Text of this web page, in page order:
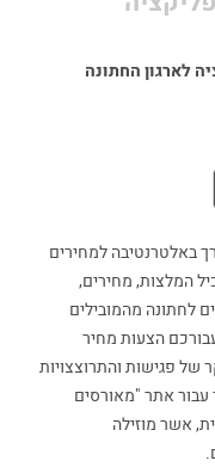
לארגון החתונה
באלטרנטיבה למחירים
המלצות, מחירים,
לחתונה מהמובילים
הצעות מחיר
של פגישות והתרוצצויות
עבור אתר "מאורסים
אשר מוזילה